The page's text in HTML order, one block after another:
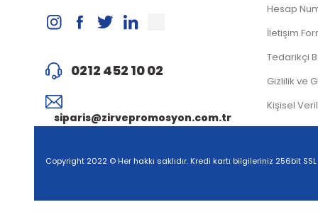
0212 452 10 02
siparis@zirvepromosyon.com.tr
Hesap
İletişim
Tedarikçi
Gizlilik ve
Kişisel
Copyright 2022 © Her hakkı saklıdır. Kredi kartı bilgileriniz 256bit